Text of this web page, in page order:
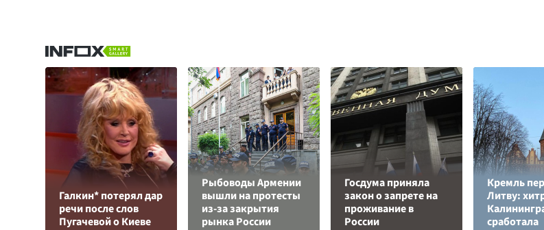
Галкин* потерял дар
речи после слов
Пугачевой о Киеве
Рыбоводы Армении
вышли на протесты
из-за закрытия
рынка России
Госдума приняла
закон о запрете на
проживание в
России
Кремль
Литву:
сработала